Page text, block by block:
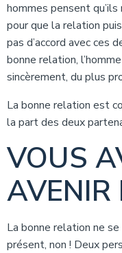
hommes pensent
pour que la relation
pas d’accord avec ces
bonne relation,
sincèrement, du plus
La bonne relation est
la part des deux
VOUS
AVENIR
La bonne relation ne
présent, non ! Deux